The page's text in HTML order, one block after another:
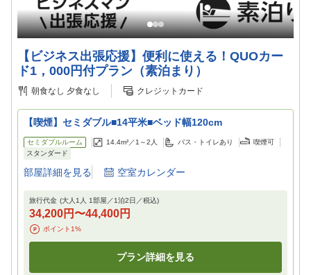
【ビジネス出張応援】便利に使える！QUOカー
ド1，000円付プラン（素泊まり）
朝食なし 夕食なし クレジットカード
【喫煙】セミダブル■14平米■ベッド幅120cm
セミダブルルーム 14.4m²／1～2 人 バス・トイレあり
喫煙可
スタンダード
部屋詳細を見る 空室カレンダー
旅行代金 (大人1人 1部屋／1泊2日／税込)
34,200円 〜44,400円
ポイント 1%
プラン詳細を見る